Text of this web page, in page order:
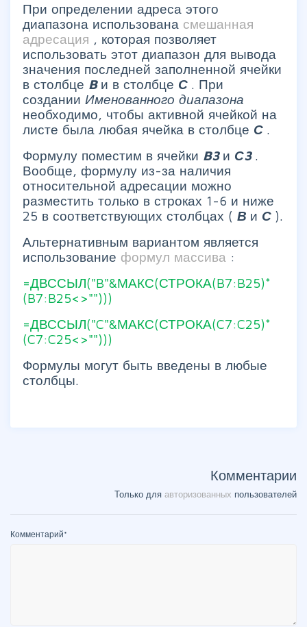
При определении адреса этого
диапазона использована смешанная
адресация , которая позволяет
использовать этот диапазон для вывода
значения последней заполненной ячейки
в столбце B и в столбце С . При
создании Именованного диапазона
необходимо, чтобы активной ячейкой на
листе была любая ячейка в столбце С .
Формулу поместим в ячейки B3 и С3 .
Вообще, формулу из-за наличия
относительной адресации можно
разместить только в строках 1-6 и ниже
25 в соответствующих столбцах ( В и С ).
Альтернативным вариантом является
использование формул массива :
=ДВССЫЛ("B"&МАКС(СТРОКА(B7:B25)*
(B7:B25<>"")))
=ДВССЫЛ("C"&МАКС(СТРОКА(C7:C25)*
(C7:C25<>"")))
Формулы могут быть введены в любые
столбцы.
Комментарии
Только для авторизованных пользователей
Комментарий*